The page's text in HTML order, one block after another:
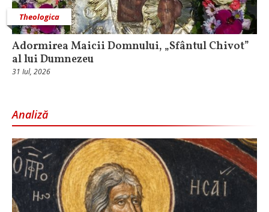
Theologica
Adormirea Maicii Domnului, „Sfântul Chivot”
al lui Dumnezeu
31 Iul, 2026
Analiză